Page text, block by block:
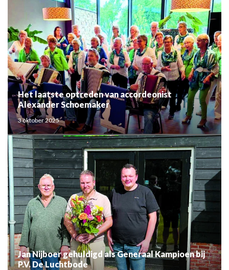
Het laatste optreden van accordeonist
Alexander Schoemaker
3 oktober 2025
Jan Nijboer gehuldigd als Generaal Kampioen bij
P.V. De Luchtbode